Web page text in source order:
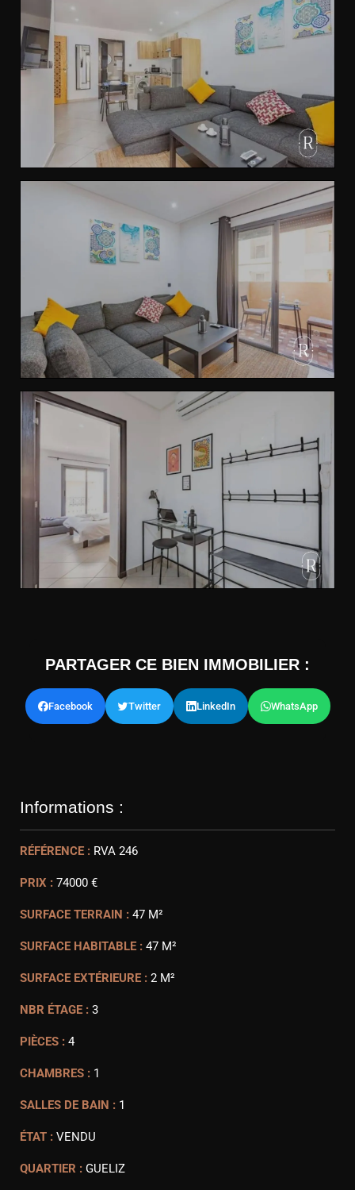
PARTAGER CE BIEN IMMOBILIER :
Facebook Twitter LinkedIn WhatsApp
Informations :
RÉFÉRENCE : RVA 246
PRIX : 74000 €
SURFACE TERRAIN : 47 M²
SURFACE HABITABLE : 47 M²
SURFACE EXTÉRIEURE : 2 M²
NBR ÉTAGE : 3
PIÈCES : 4
CHAMBRES : 1
SALLES DE BAIN : 1
ÉTAT : VENDU
QUARTIER : GUELIZ